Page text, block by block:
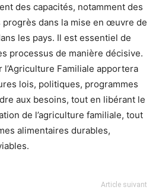
des capacités, notamment des
progrès dans la mise en œuvre de
les pays. Il est essentiel de
processus de manière décisive.
Familiale apportera
lois, politiques, programmes
aux besoins, tout en libérant le
de l’agriculture familiale, tout
alimentaires durables,
Article suivant